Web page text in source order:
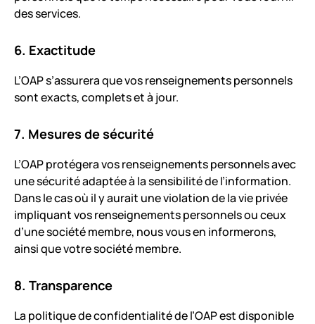
des services.
6. Exactitude
L’OAP s’assurera que vos renseignements personnels
sont exacts, complets et à jour.
7. Mesures de sécurité
L’OAP protégera vos renseignements personnels avec
une sécurité adaptée à la sensibilité de l’information.
Dans le cas où il y aurait une violation de la vie privée
impliquant vos renseignements personnels ou ceux
d’une société membre, nous vous en informerons,
ainsi que votre société membre.
8. Transparence
La politique de confidentialité de l’OAP est disponible